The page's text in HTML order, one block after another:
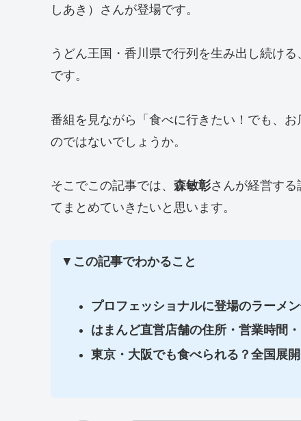
しあき）さんが登場です。
うどん王国・香川県で行列を生み出し続け
です。
番組を見ながら「食べに行きたい！でも、
のではないでしょうか。
そこでこの記事では、 森敏彰さんが経営す
てまとめていきたいと思います。
▼ この記事でわかること
プロフェッショナルに登場のラーメ
はまんど直営店舗の住所・営業時間
東京・大阪でも食べられる？全国展